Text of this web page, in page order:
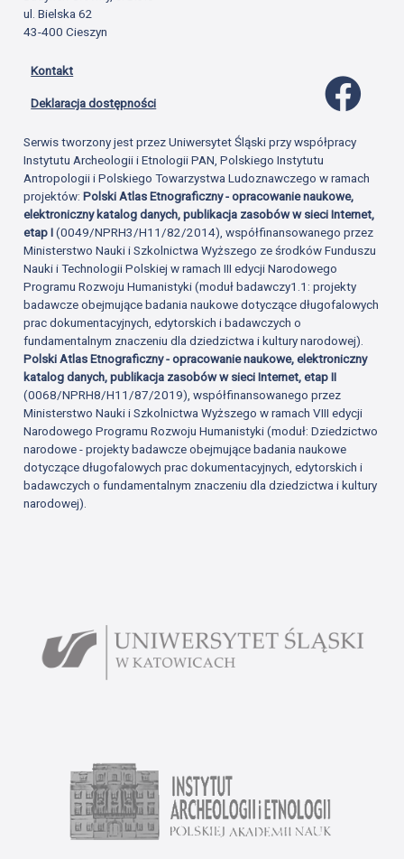
ul. Bielska 62
43-400 Cieszyn
Kontakt
Deklaracja dostępności
Serwis tworzony jest przez Uniwersytet Śląski przy współpracy
Instytutu Archeologii i Etnologii PAN, Polskiego Instytutu
Antropologii i Polskiego Towarzystwa Ludoznawczego w ramach
projektów:Polski Atlas Etnograficzny - opracowanie naukowe,
elektroniczny katalog danych, publikacja zasobów w sieci Internet,
etap I(0049/NPRH3/H11/82/2014), współfinansowanego przez
Ministerstwo Nauki i Szkolnictwa Wyższego ze środków Funduszu
Nauki i Technologii Polskiej w ramach III edycji Narodowego
Programu Rozwoju Humanistyki (moduł badawczy1.1: projekty
badawcze obejmujące badania naukowe dotyczące długofalowych
prac dokumentacyjnych, edytorskich i badawczych o
fundamentalnym znaczeniu dla dziedzictwa i kultury narodowej).
Polski Atlas Etnograficzny - opracowanie naukowe, elektroniczny
katalog danych, publikacja zasobów w sieci Internet, etap II
(0068/NPRH8/H11/87/2019), współfinansowanego przez
Ministerstwo Nauki i Szkolnictwa Wyższego w ramach VIII edycji
Narodowego Programu Rozwoju Humanistyki (moduł: Dziedzictwo
narodowe - projekty badawcze obejmujące badania naukowe
dotyczące długofalowych prac dokumentacyjnych, edytorskich i
badawczych o fundamentalnym znaczeniu dla dziedzictwa i kultury
narodowej).